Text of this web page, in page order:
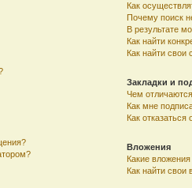
Как
Почему поиск
В результате
Как найти
Как найти
Закладки и
Чем
Как мне
Как отказаться
Вложения
Какие
Как найти свои